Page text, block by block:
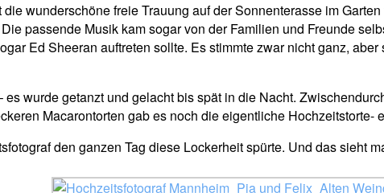
wunderschöne freie Trauung auf der Sonnenterasse im
passende Musik kam sogar von der Familien und Freunde
Ed Sheeran auftreten sollte. Es stimmte zwar nicht ganz,
wurde getanzt und gelacht bis spät in die Nacht.
Macarontorten gab es noch die eigentliche Hochzeitstorte-
den ganzen Tag diese Lockerheit spürte. Und das sieht